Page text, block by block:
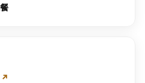
餐 & 晚餐